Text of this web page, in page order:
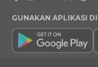
GUNAKAN APLIKASI